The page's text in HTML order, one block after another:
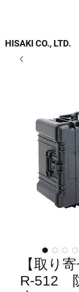
HISAKI CO., LTD.
【取り
R-512